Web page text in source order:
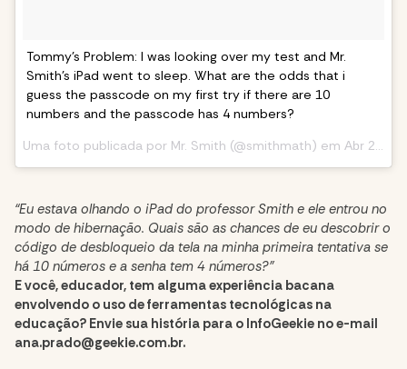
Tommy’s Problem: I was looking over my test and Mr.
Smith’s iPad went to sleep. What are the odds that i
guess the passcode on my first try if there are 10
numbers and the passcode has 4 numbers?
Uma foto publicada por Mr. Smith (@smithmath) em Abr 24, 2015 às 9:14 PDT
“Eu estava olhando o iPad do professor Smith e ele entrou no
modo de hibernação. Quais são as chances de eu descobrir o
código de desbloqueio da tela na minha primeira tentativa se
há 10 números e a senha tem 4 números?”
E você, educador, tem alguma experiência bacana
envolvendo o uso de ferramentas tecnológicas na
educação? Envie sua história para o InfoGeekie no e-mail
ana.prado@geekie.com.br.